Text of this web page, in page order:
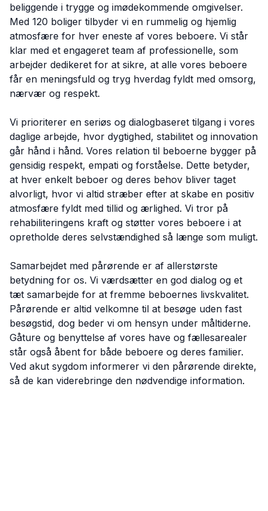
beliggende i trygge og imødekommende omgivelser.
Med 120 boliger tilbyder vi en rummelig og hjemlig
atmosfære for hver eneste af vores beboere. Vi står
klar med et engageret team af professionelle, som
arbejder dedikeret for at sikre, at alle vores beboere
får en meningsfuld og tryg hverdag fyldt med omsorg,
nærvær og respekt.
Vi prioriterer en seriøs og dialogbaseret tilgang i vores
daglige arbejde, hvor dygtighed, stabilitet og innovation
går hånd i hånd. Vores relation til beboerne bygger på
gensidig respekt, empati og forståelse. Dette betyder,
at hver enkelt beboer og deres behov bliver taget
alvorligt, hvor vi altid stræber efter at skabe en positiv
atmosfære fyldt med tillid og ærlighed. Vi tror på
rehabiliteringens kraft og støtter vores beboere i at
opretholde deres selvstændighed så længe som muligt.
Samarbejdet med pårørende er af allerstørste
betydning for os. Vi værdsætter en god dialog og et
tæt samarbejde for at fremme beboernes livskvalitet.
Pårørende er altid velkomne til at besøge uden fast
besøgstid, dog beder vi om hensyn under måltiderne.
Gåture og benyttelse af vores have og fællesarealer
står også åbent for både beboere og deres familier.
Ved akut sygdom informerer vi den pårørende direkte,
så de kan viderebringe den nødvendige information.